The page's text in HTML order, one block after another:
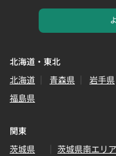
北海道・東北
北海道
青森県 岩手県
福島県
関東
茨城県
茨城県南エリア